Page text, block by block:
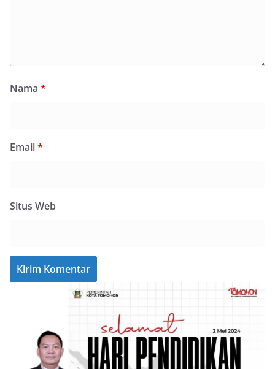
Nama *
Email*
Situs Web